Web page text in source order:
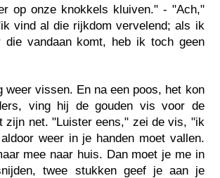
op onze knokkels kluiven." - "Ach,"
vind al die rijkdom vervelend; als ik
die vandaan komt, heb ik toch geen
weer vissen. En na een poos, het kon
ving hij de gouden vis voor de
zijn net. "Luister eens," zei de vis, "ik
weer in je handen moet vallen.
mee naar huis. Dan moet je me in
twee stukken geef je aan je